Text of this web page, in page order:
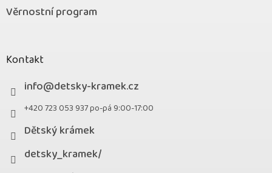
Věrnostní program
Kontakt
info@detsky-kramek.cz
+420 723 053 937 po-pá 9:00-17:00
Dětský krámek
detsky_kramek/